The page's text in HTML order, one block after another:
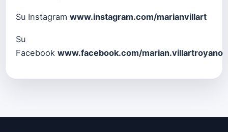
Su Instagram www.instagram.com/marianvillart
Su
Facebook www.facebook.com/marian.villartroyano